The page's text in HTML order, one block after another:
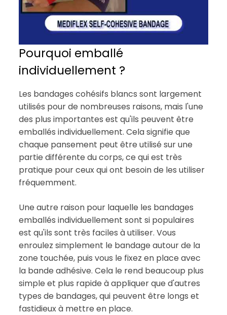
Pourquoi emballé
individuellement ?
Les bandages cohésifs blancs sont largement
utilisés pour de nombreuses raisons, mais l'une
des plus importantes est qu'ils peuvent être
emballés individuellement. Cela signifie que
chaque pansement peut être utilisé sur une
partie différente du corps, ce qui est très
pratique pour ceux qui ont besoin de les utiliser
fréquemment.
Une autre raison pour laquelle les bandages
emballés individuellement sont si populaires
est qu'ils sont très faciles à utiliser. Vous
enroulez simplement le bandage autour de la
zone touchée, puis vous le fixez en place avec
la bande adhésive. Cela le rend beaucoup plus
simple et plus rapide à appliquer que d'autres
types de bandages, qui peuvent être longs et
fastidieux à mettre en place.